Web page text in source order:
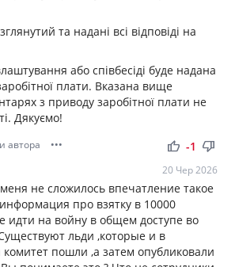
та надані всі відповіді на
або співбесіді буде надана
плати. Вказана вище
з приводу заробітної плати не
Дякуємо!
автора ••• thumb_up thumb_down
-1
20 Чер 2026
не сложилось впечатление такое
про взятку в 10000
идти на войну в общем доступе во
льди ,которые и в
пошли ,а затем опубликовали